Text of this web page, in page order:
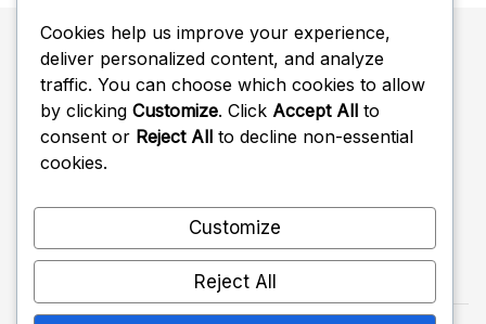
Buscar
Search
for:
Cookies help us improve your experience,
deliver personalized content, and analyze
traffic. You can choose which cookies to allow
by clicking Customize. Click Accept All to
consent or Reject All to decline non-essential
cookies.
Customize
Reject All